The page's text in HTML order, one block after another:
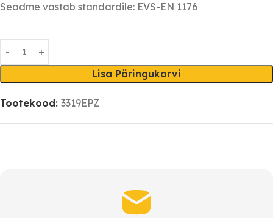
Seadme vastab standardile: EVS-EN 1176
Lisa Päringukorvi
Tootekood: 3319EPZ